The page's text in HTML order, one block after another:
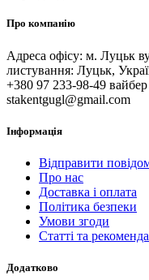
Про компанію
Адреса офісу: м. Луцьк
листування: Луцьк,
+380 97 233-98-49
stakentgugl@gmail.com
Інформація
Відправити
Про нас
Доставка і оплата
Політика безпеки
Умови згоди
Статті та
Додатково